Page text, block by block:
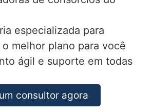
especializada para
melhor plano para você
ágil e suporte em todas
consultor agora